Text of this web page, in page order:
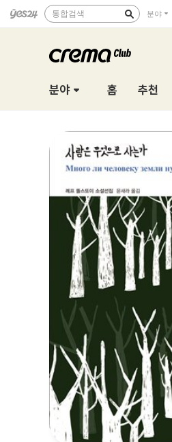
통합검색 분야
분야 홈 추천